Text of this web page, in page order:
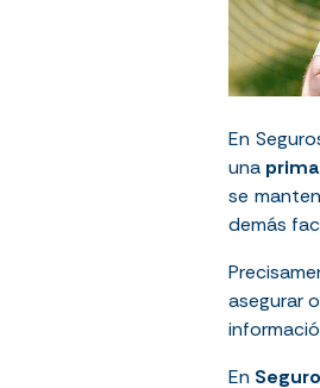
En
una
se
demás
asegurar
En